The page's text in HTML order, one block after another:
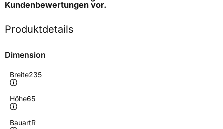
Kundenbewertungen vor.
Produktdetails
Dimension
Breite235
Höhe65
BauartR